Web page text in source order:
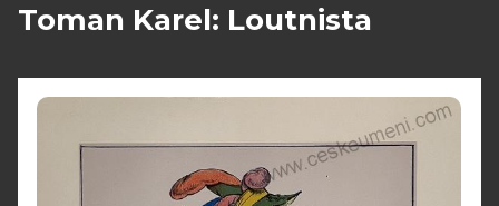
Toman Karel: Loutnista